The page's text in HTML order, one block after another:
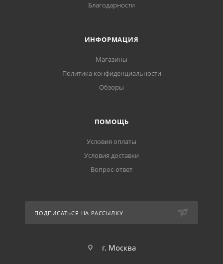
Благодарности
ИНФОРМАЦИЯ
Магазины
Политика конфиденциальности
Обзоры
ПОМОЩЬ
Условия оплаты
Условия доставки
Вопрос-ответ
ПОДПИСАТЬСЯ НА РАССЫЛКУ
г. Москва